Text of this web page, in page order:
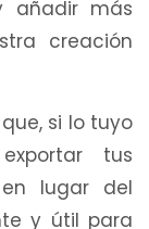
añadir más
creación
si lo tuyo
tus
lugar del
y útil para